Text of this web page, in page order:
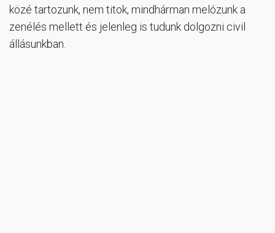
közé tartozunk, nem titok, mindhárman melózunk a
zenélés mellett és jelenleg is tudunk dolgozni civil
állásunkban.